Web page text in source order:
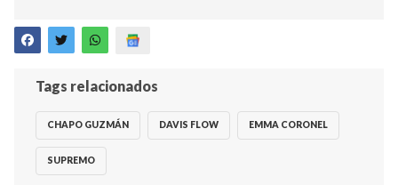
Tags relacionados
CHAPO GUZMÁN DAVIS FLOW EMMA CORONEL
SUPREMO